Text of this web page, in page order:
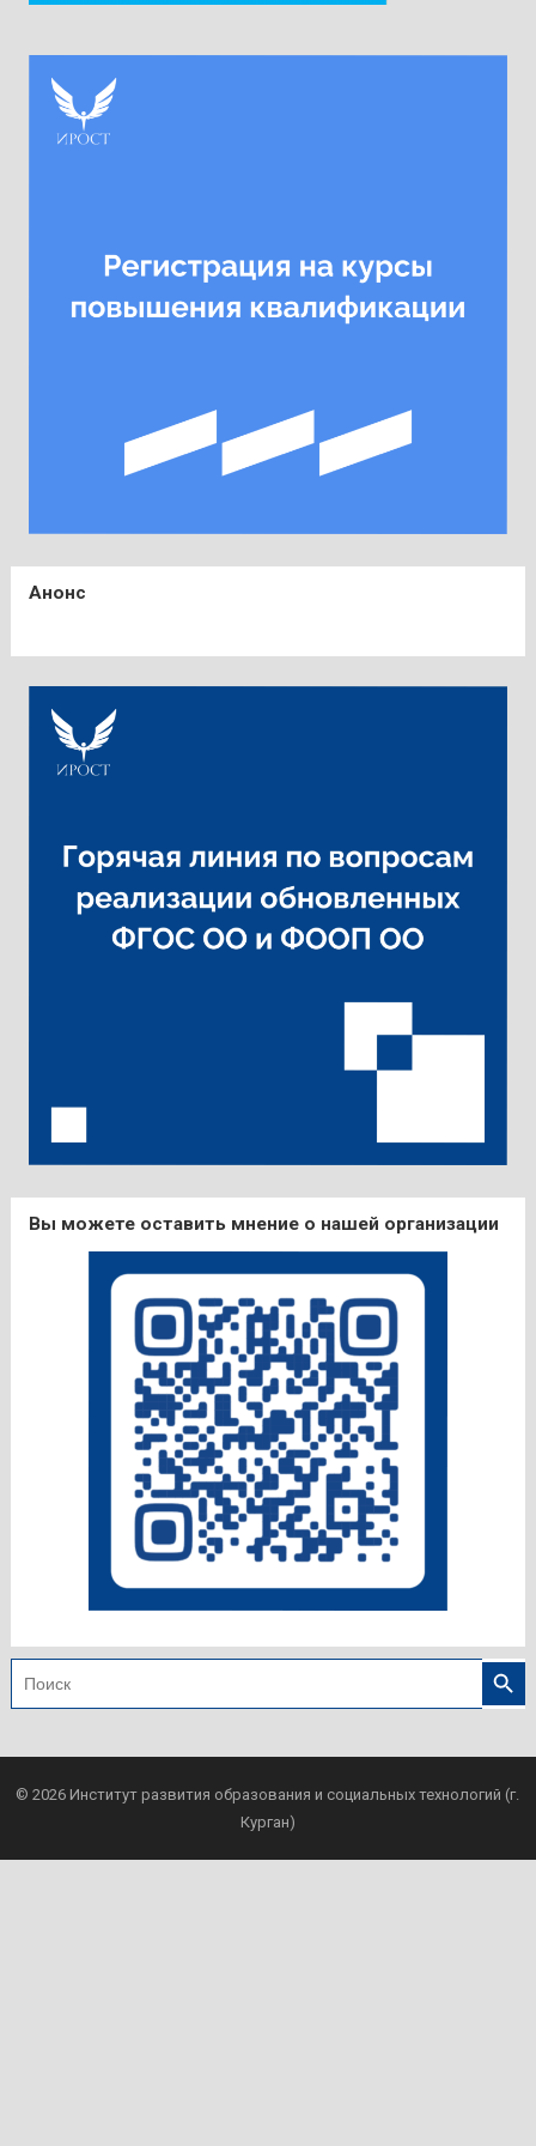
Анонс
Вы можете оставить мнение о нашей организации
Search
for:
© 2026 Институт развития образования и социальных технологий (г.
Курган)